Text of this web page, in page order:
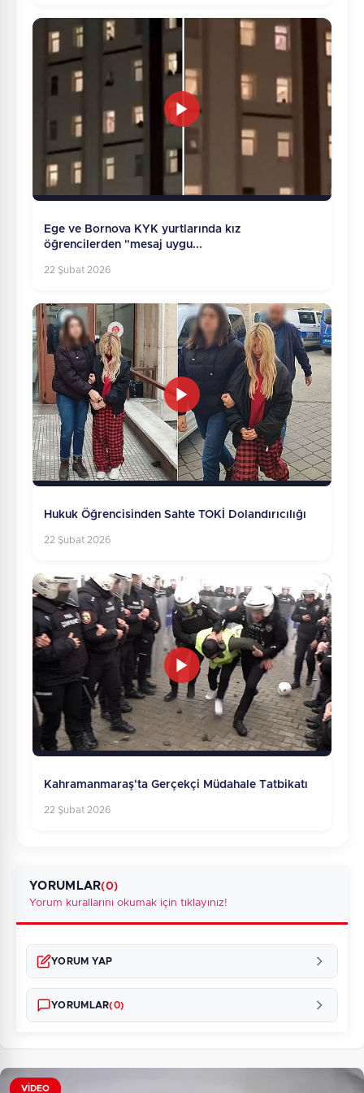
Ege ve Bornova KYK yurtlarında kız
öğrencilerden "mesaj uygu...
22 Şubat 2026
Hukuk Öğrencisinden Sahte TOKİ Dolandırıcılığı
22 Şubat 2026
Kahramanmaraş'ta Gerçekçi Müdahale Tatbikatı
22 Şubat 2026
YORUMLAR(0)
Yorum kurallarını okumak için tıklayınız!
YORUM YAP
YORUMLAR(0)
VİDEO